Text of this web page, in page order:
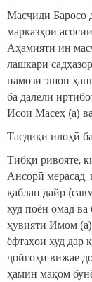
Масҷиди Баросо
марказҳои
Аҳамияти ин
лашкари
намози эшон
ба далели
Исои Масеҳ (а)
Тасдиқи илоҳӣ
Тибқи ривояте,
Ансорӣ мерасад,
қаблан дайр
худ поён омад
ҳувияти Имом
ёфтаҳои худ дар
ҷойгоҳи вижае
ҳамин мақом